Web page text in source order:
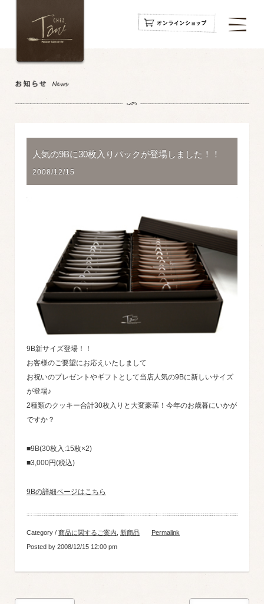
navigation
navigation
navigation
人気の9Bに30枚入りパックが登場しました！！
2008/12/15
9B新サイズ登場！！
お客様のご要望にお応えいたしまして
お祝いのプレゼントやギフトとして当店人気の9Bに新しいサイズ
が登場♪
2種類のクッキー合計30枚入りと大変豪華！今年のお歳暮にいかが
ですか？
■9B(30枚入:15枚×2)
■3,000円(税込)
9Bの詳細ページはこちら
Category / 商品に関するご案内, 新商品
Permalink
Posted by 2008/12/15 12:00 pm